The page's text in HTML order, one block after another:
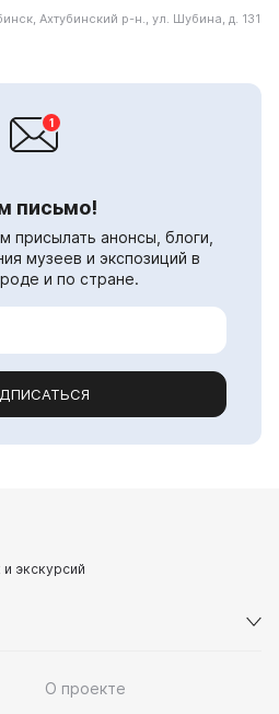
Ахтубинский р-н., ул. Шубина, д. 131
письмо!
присылать анонсы, блоги,
музеев и экспозиций в
и по стране.
экскурсий
О проекте